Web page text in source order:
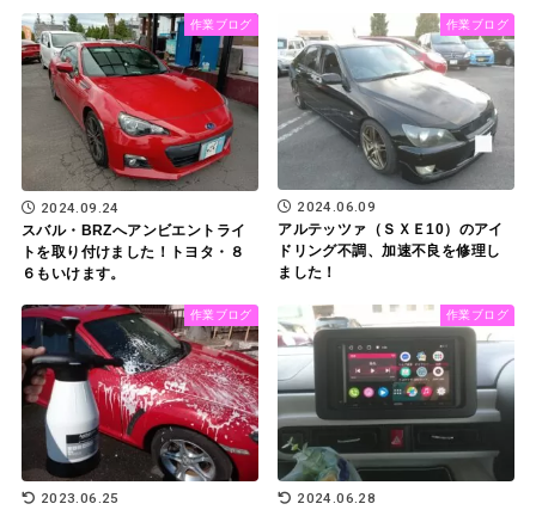
作業ブログ
2024.09.24
スバル・BRZへアンビエントライ
トを取り付けました！トヨタ・８
６もいけます。
作業ブログ
2024.06.09
アルテッツァ（ＳＸＥ10）のアイ
ドリング不調、加速不良を修理し
ました！
作業ブログ
2023.06.25
作業ブログ
2024.06.28